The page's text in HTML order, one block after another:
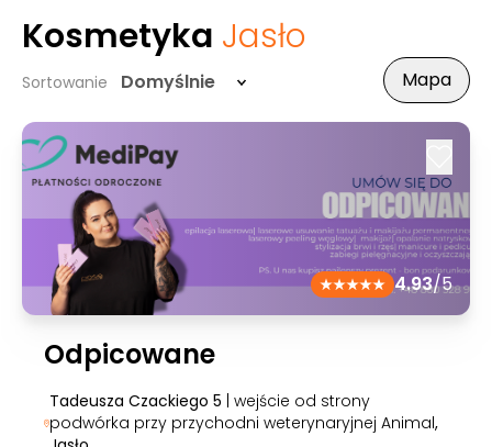
Kosmetyka Jasło
Sortowanie Domyślnie Mapa
4.93/5
Odpicowane
Tadeusza Czackiego 5 | wejście od strony
podwórka przy przychodni weterynaryjnej Animal,